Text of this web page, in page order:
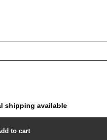
shipping available
to cart